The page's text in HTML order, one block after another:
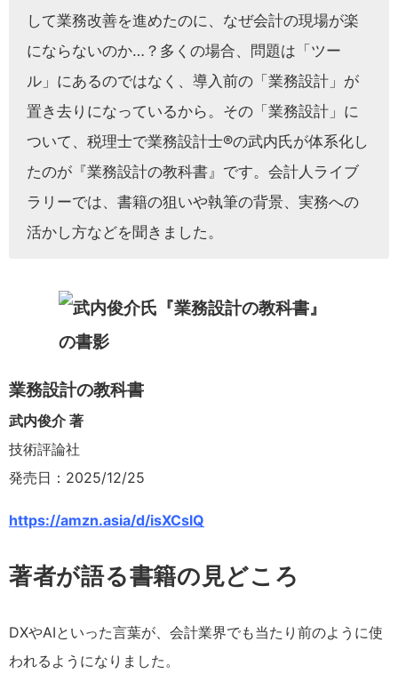
して業務改善を進めたのに、なぜ会計の現場が楽
にならないのか…？多くの場合、問題は「ツー
ル」にあるのではなく、導入前の「業務設計」が
置き去りになっているから。その「業務設計」に
ついて、税理士で業務設計士®の武内氏が体系化し
たのが『業務設計の教科書』です。会計人ライブ
ラリーでは、書籍の狙いや執筆の背景、実務への
活かし方などを聞きました。
業務設計の教科書
武内俊介 著
技術評論社
発売日：2025/12/25
https://amzn.asia/d/isXCslQ
著者が語る書籍の見どころ
DXやAIといった言葉が、会計業界でも当たり前のように使
われるようになりました。